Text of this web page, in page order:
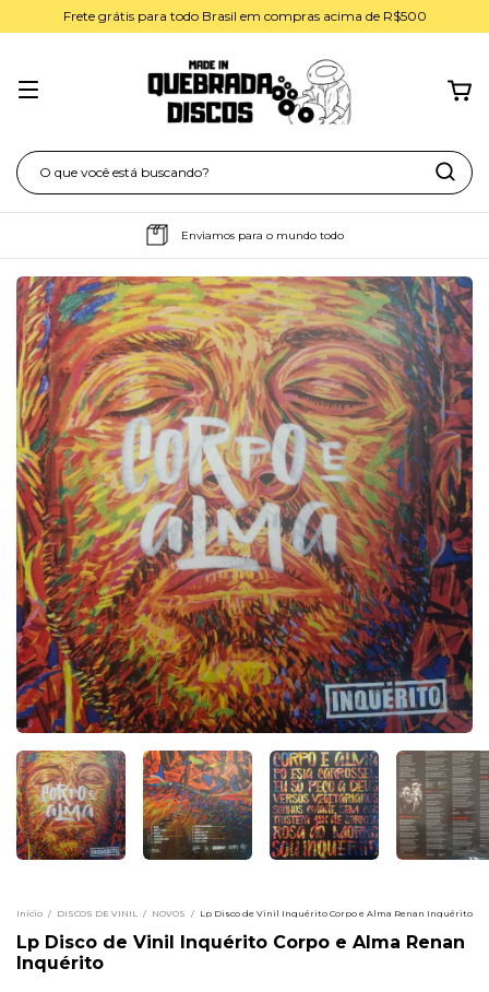
Frete grátis para todo Brasil em compras acima de R$500
Enviamos para o mundo todo
Início / DISCOS DE VINIL / NOVOS / Lp Disco de Vinil Inquérito Corpo e Alma Renan Inquérito
Lp Disco de Vinil Inquérito Corpo e Alma Renan
Inquérito